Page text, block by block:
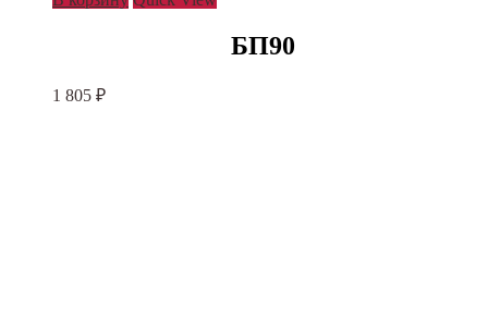
БП90
1 805 ₽